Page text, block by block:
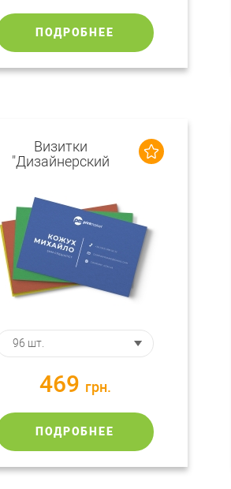
ПОДРОБНЕЕ
Визитки
"Дизайнерский
469 грн.
ПОДРОБНЕЕ